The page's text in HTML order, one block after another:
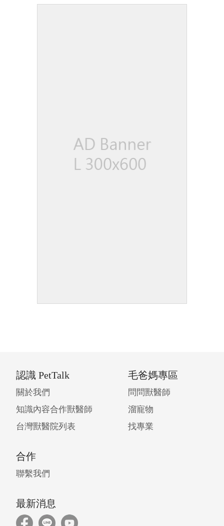
認識 PetTalk
關於我們
知識內容合作獸醫師
台灣獸醫院列表
毛爸媽專區
問問獸醫師
溜寵物
找專業
合作
聯繫我們
最新消息